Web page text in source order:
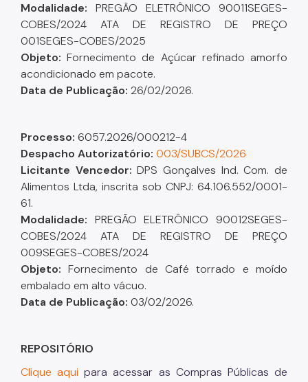
Modalidade: PREGÃO ELETRÔNICO 90011SEGES-
COBES/2024 ATA DE REGISTRO DE PREÇO
001SEGES-COBES/2025
Objeto:Fornecimento de Açúcar refinado amorfo
acondicionado em pacote.
Data de Publicação: 26/02/2026.
Processo: 6057.2026/000212-4
Despacho Autorizatório: 003/SUBCS/2026
Licitante Vencedor:DPS Gonçalves Ind. Com. de
Alimentos Ltda, inscrita sob CNPJ: 64.106.552/0001-
61.
Modalidade: PREGÃO ELETRÔNICO 90012SEGES-
COBES/2024 ATA DE REGISTRO DE PREÇO
009SEGES-COBES/2024
Objeto:Fornecimento de Café torrado e moído
embalado em alto vácuo.
Data de Publicação: 03/02/2026.
REPOSITÓRIO
Clique aqui para acessar as Compras Públicas de